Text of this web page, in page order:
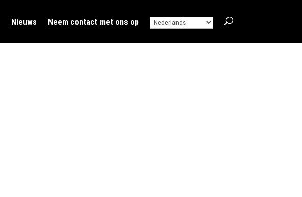
Nieuws Neem contact met ons op